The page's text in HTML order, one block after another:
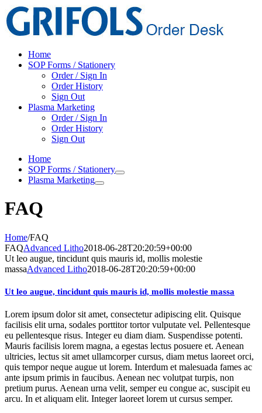
Skip
to
content
Home
SOP Forms / Stationery
Order / Sign In
Order History
Sign Out
Plasma Marketing
Order / Sign In
Order History
Sign Out
Home
SOP Forms / Stationery
Plasma Marketing
FAQ
Home/FAQ
FAQAdvanced Litho2018-06-28T20:20:59+00:00
Ut leo augue, tincidunt quis mauris id, mollis molestie
massaAdvanced Litho2018-06-28T20:20:59+00:00
Ut leo augue, tincidunt quis mauris id, mollis molestie massa
Lorem ipsum dolor sit amet, consectetur adipiscing elit. Quisque
facilisis elit urna, sodales porttitor tortor vulputate vel. Pellentesque
eu pellentesque risus. Integer eu diam diam. Suspendisse potenti.
Mauris facilisis lorem magna, a egestas lectus posuere et. Aenean
ultricies, lectus sit amet ullamcorper cursus, diam metus laoreet orci,
quis tempor neque augue ut lorem. Interdum et malesuada fames ac
ante ipsum primis in faucibus. Aenean nec volutpat turpis, non
pretium purus. Aenean urna velit, semper eu congue ac, suscipit eu
arcu. In et aliquam elit. Integer laoreet lorem ut cursus semper.